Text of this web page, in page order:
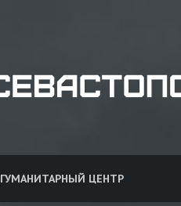
ГУМАНИТАРНЫЙ ЦЕНТР